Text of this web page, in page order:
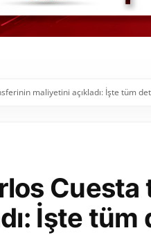
maliyetini açıkladı: İşte tüm
İşte tüm